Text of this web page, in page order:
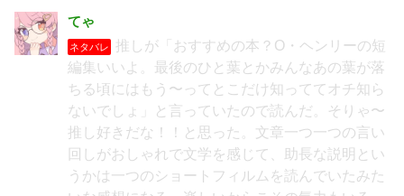
てゃ
ネタバレ
推しが「おすすめの本？O・ヘンリーの短
編集いいよ。最後のひと葉とかみんなあの葉が落
ちる頃にはもう〜ってとこだけ知っててオチ知ら
ないでしょ」と言っていたので読んだ。そりゃ〜
推し好きだな！！と思った。文章一つ一つの言い
回しがおしゃれで文学を感じて、助長な説明とい
うかは一つのショートフィルムを読んでいたみた